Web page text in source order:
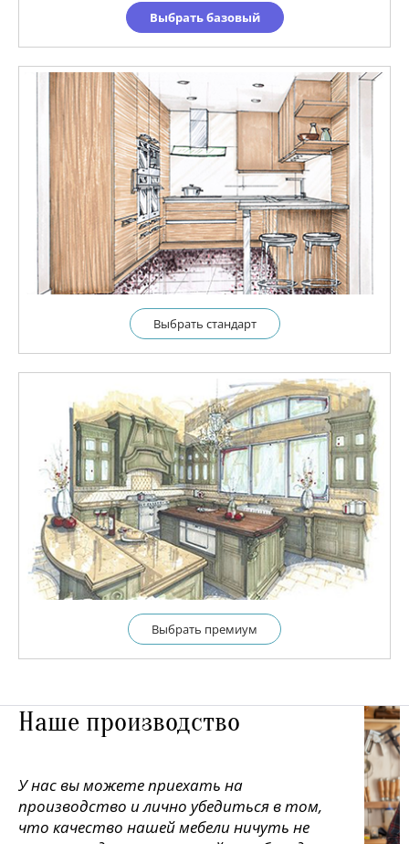
Выбрать базовый
Выбрать cтандарт
Выбрать премиум
Наше производство
У нас вы можете приехать на
производство и лично убедиться в том,
что качество нашей мебели ничуть не